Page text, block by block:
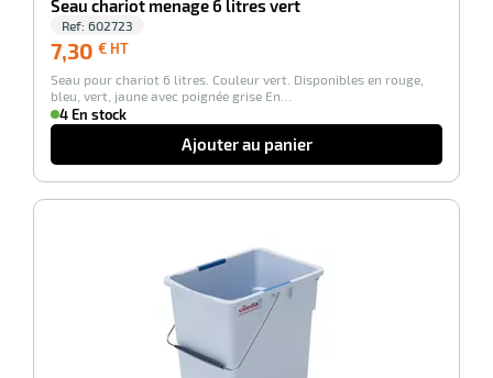
Seau chariot menage 6 litres vert
Ref: 602723
7,30 € HT
HT
Seau pour chariot 6 litres. Couleur vert. Disponibles en rouge,
bleu, vert, jaune avec poignée grise En…
4 En stock
Ajouter au panier